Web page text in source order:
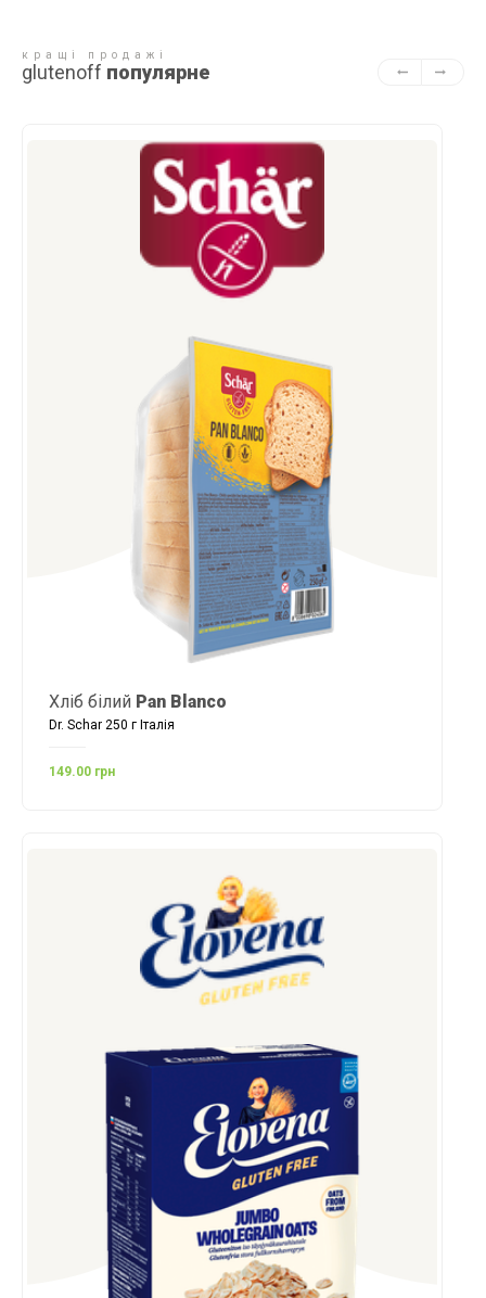
кращі продажі
glutenoff популярне
Хліб білий Pan Blanco
Dr. Schar 250 г Італія
149.00 грн